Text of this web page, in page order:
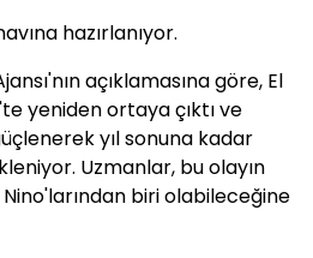
hazırlanıyor.
açıklamasına göre, El
yeniden ortaya çıktı ve
yıl sonuna kadar
Uzmanlar, bu olayın
Nino'larından biri olabileceğine